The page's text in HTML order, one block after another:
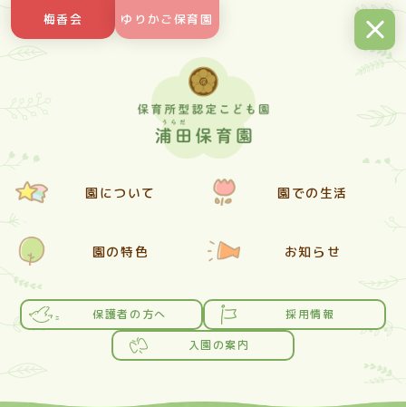
Skip
to
content
梅香会 ゆりかご保育園
園について 園での生活
園の特色 お知らせ
保護者の方へ
採用情報
入園の案内